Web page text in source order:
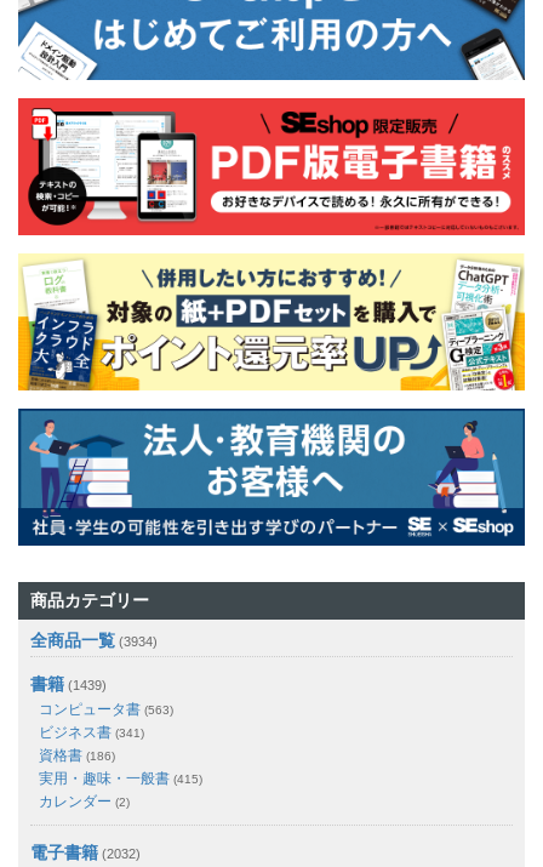
商品カテゴリー
全商品一覧 (3934)
書籍 (1439)
コンピュータ書 (563)
ビジネス書 (341)
資格書 (186)
実用・趣味・一般書 (415)
カレンダー (2)
電子書籍 (2032)